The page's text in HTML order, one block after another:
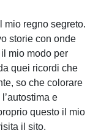
mio regno segreto.
storie con onde
mio modo per
quei ricordi che
so che colorare
e
questo il mio
il sito.